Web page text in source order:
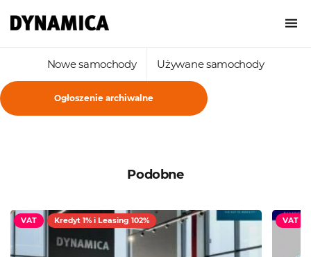
Nowe samochody Używane samochody
Ogłoszenie archiwalne
Podobne
VAT Kredyt 1% i Leasing 102% VAT